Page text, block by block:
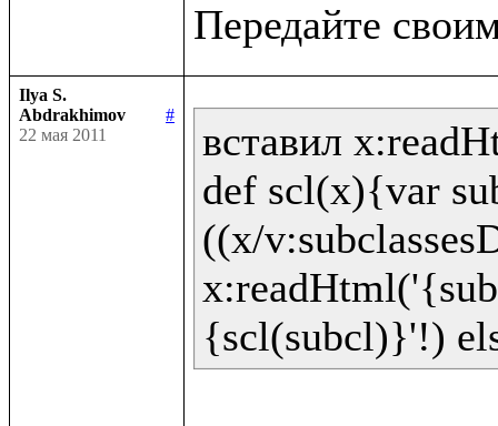
Ilya S.
Abdrakhimov
#
22 мая 2011
вставил
def scl(x){var
((x/